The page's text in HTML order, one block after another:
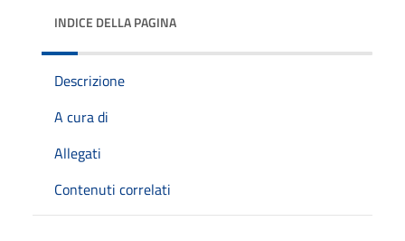
INDICE DELLA PAGINA
Descrizione
A cura di
Allegati
Contenuti correlati